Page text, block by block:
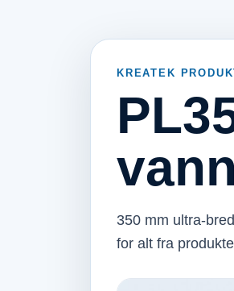
KREATEK
350 mm ultra-
for alt fra